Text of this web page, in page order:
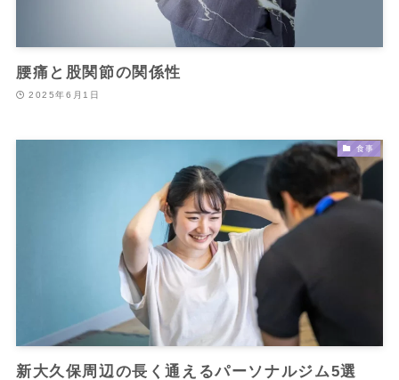
腰痛と股関節の関係性
2025年6月1日
食事
新大久保周辺の長く通えるパーソナルジム5選